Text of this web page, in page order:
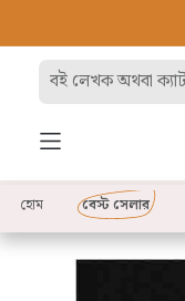
হোম বেস্ট সেলার